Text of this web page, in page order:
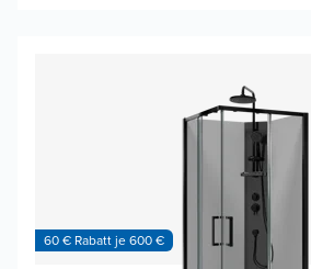
60 € Rabatt je 600 €